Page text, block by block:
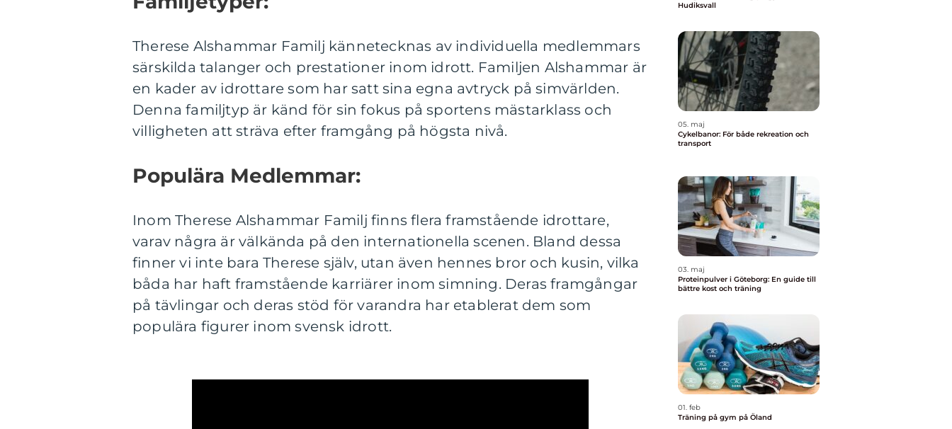
Therese Alshammar Familj kännetecknas av individuella medlemmars
särskilda talanger och prestationer inom idrott. Familjen Alshammar är
en kader av idrottare som har satt sina egna avtryck på simvärlden.
Denna familjtyp är känd för sin fokus på sportens mästarklass och
villigheten att sträva efter framgång på högsta nivå.
Populära Medlemmar:
Inom Therese Alshammar Familj finns flera framstående idrottare,
varav några är välkända på den internationella scenen. Bland dessa
finner vi inte bara Therese själv, utan även hennes bror och kusin, vilka
båda har haft framstående karriärer inom simning. Deras framgångar
på tävlingar och deras stöd för varandra har etablerat dem som
populära figurer inom svensk idrott.
Hudiksvall
05. maj
Cykelbanor: För både rekreation och
transport
03. maj
Proteinpulver i Göteborg: En guide till
bättre kost och träning
01. feb
Träning på gym på Öland